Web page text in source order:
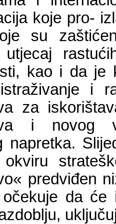
koje pro-
su
utjecaj
kao i da je
i
za
i novog
napretka.
predviđen
da će